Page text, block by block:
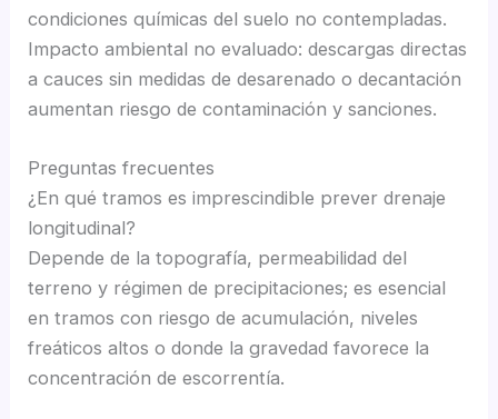
condiciones químicas del suelo no contempladas.
Impacto ambiental no evaluado: descargas directas
a cauces sin medidas de desarenado o decantación
aumentan riesgo de contaminación y sanciones.
Preguntas frecuentes
¿En qué tramos es imprescindible prever drenaje
longitudinal?
Depende de la topografía, permeabilidad del
terreno y régimen de precipitaciones; es esencial
en tramos con riesgo de acumulación, niveles
freáticos altos o donde la gravedad favorece la
concentración de escorrentía.